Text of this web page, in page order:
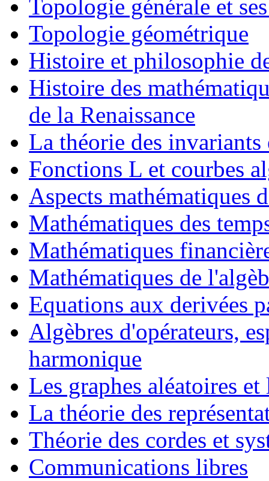
Topologie générale et
Topologie géométrique
Histoire et philosophie
Histoire des
de la Renaissance
La théorie des
Fonctions L et courbes
Aspects mathématiques
Mathématiques des
Mathématiques
Mathématiques de
Equations aux derivées
Algèbres d'opérateurs,
harmonique
Les graphes aléatoires
La théorie des
Théorie des cordes et
Communications libres